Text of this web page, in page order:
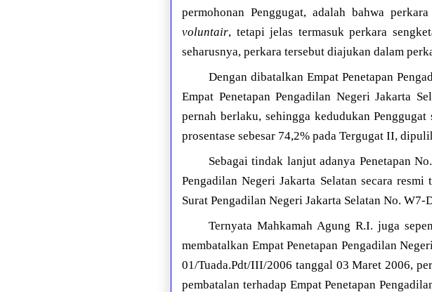
permohonan Penggugat, adalah bahwa
voluntair, tetapi jelas termasuk perkara
seharusnya, perkara tersebut diajukan dalam
Dengan dibatalkan Empat Penetapan
Empat Penetapan Pengadilan Negeri Jakarta
pernah berlaku, sehingga kedudukan
prosentase sebesar 74,2% pada Tergugat II,
Sebagai tindak lanjut adanya Penetapan
Pengadilan Negeri Jakarta Selatan secara
Surat Pengadilan Negeri Jakarta Selatan No.
Ternyata Mahkamah Agung R.I. juga
membatalkan Empat Penetapan Pengadilan
01/Tuada.Pdt/III/2006 tanggal 03 Maret 2006,
pembatalan terhadap Empat Penetapan